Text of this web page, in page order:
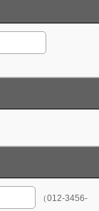
（012-3456-